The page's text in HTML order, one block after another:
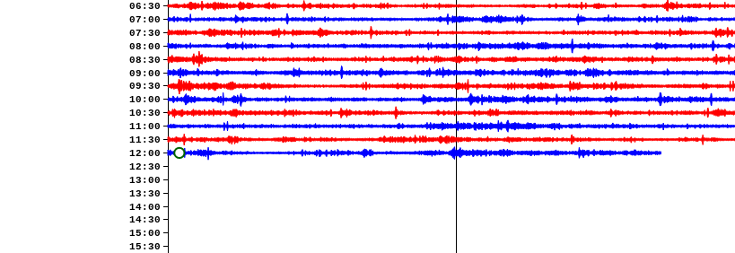
06:30
07:00
07:30
08:00
08:30
09:00
09:30
10:00
10:30
11:00
11:30
12:00
12:30
13:00
13:30
14:00
14:30
15:00
15:30